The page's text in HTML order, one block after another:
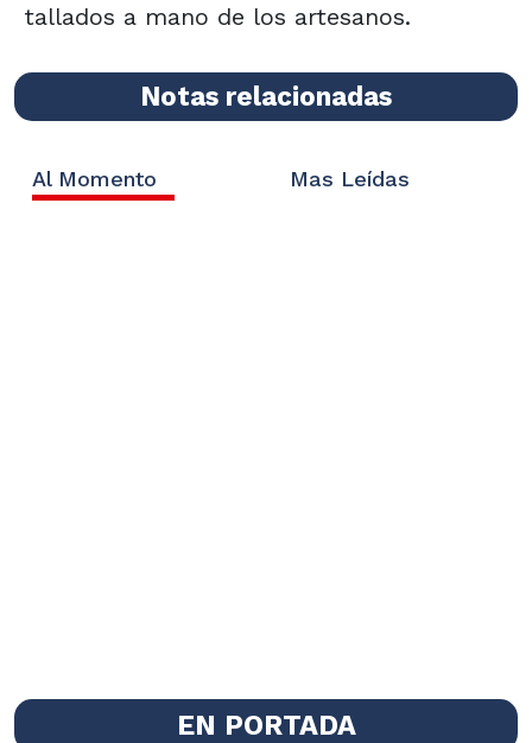
tallados a mano de los artesanos.
Notas relacionadas
Al Momento Mas Leídas
EN PORTADA